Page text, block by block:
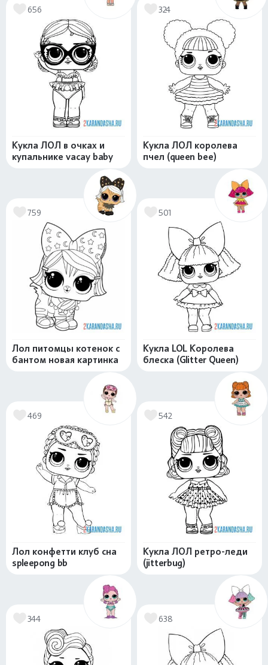
656
Кукла ЛОЛ в очках и
купальнике vacay baby
324
Кукла ЛОЛ королева
пчел (queen bee)
759
Лол питомцы котенок с
бантом новая картинка
501
Кукла LOL Королева
блеска (Glitter Queen)
469
Лол конфетти клуб сна
spleepong bb
542
Кукла ЛОЛ ретро-леди
(jitterbug)
344 638